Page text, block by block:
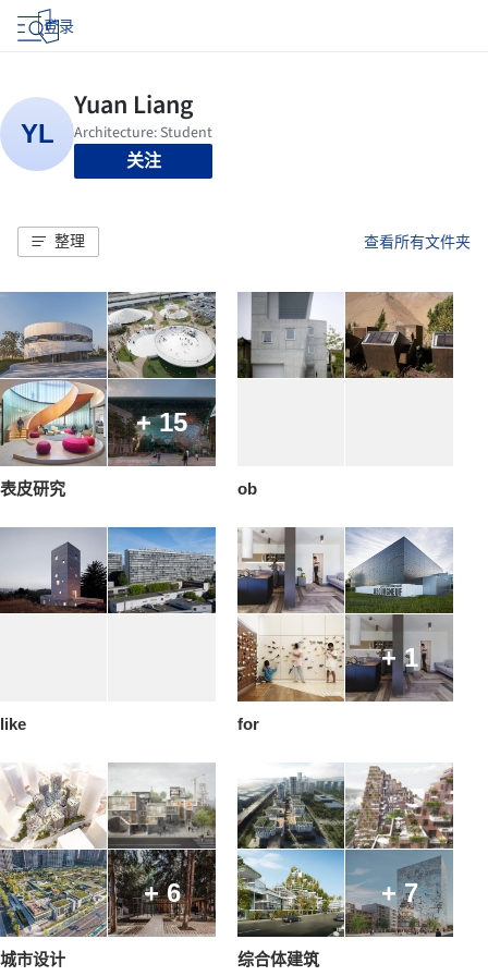
登录
关注
整理 查看所有文件夹
+ 15
表皮研究 ob
like
+ 1
for
+ 6
城市设计
+ 7
综合体建筑